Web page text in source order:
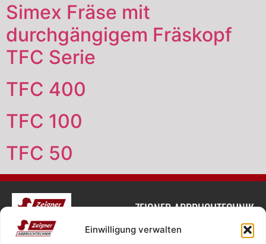
Einwilligung verwalten
Simex Fräse mit
durchgängigem Fräskopf
TFC Serie
TFC 400
TFC 100
TFC 50
ZEIGNER ABBRUCHTECHNIK